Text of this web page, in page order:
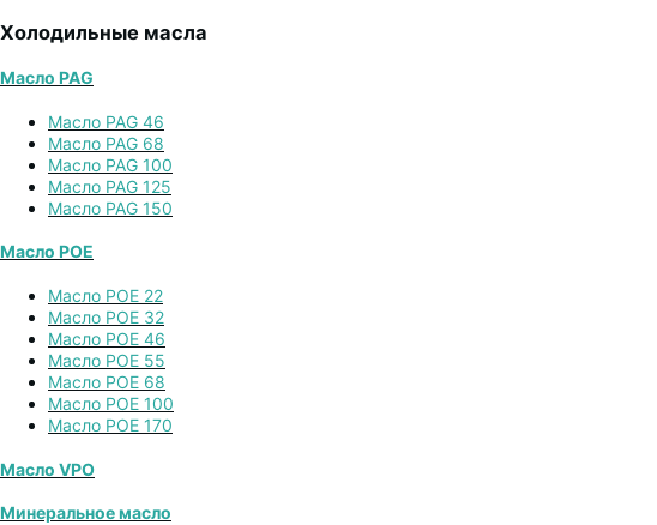
Холодильные масла
Масло PAG
Масло PAG 46
Масло PAG 68
Масло PAG 100
Масло PAG 125
Масло PAG 150
Масло POE
Масло POE 22
Масло POE 32
Масло POE 46
Масло POE 55
Масло POE 68
Масло POE 100
Масло POE 170
Масло VPO
Минеральное масло